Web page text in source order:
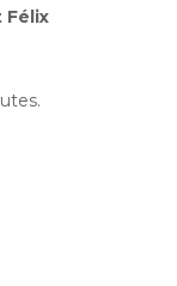
Félix